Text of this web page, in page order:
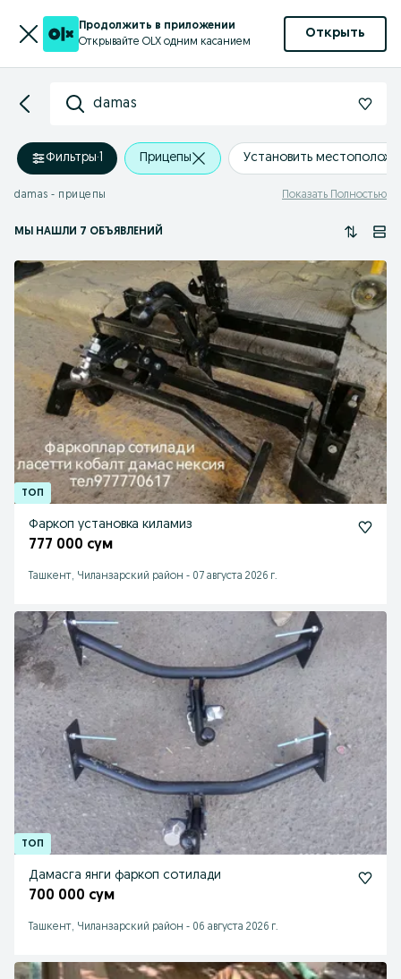
Продолжить в приложении
Открывайте OLX одним касанием
Открыть
damas
Фильтры·1 Прицепы Установить
damas - прицепы Показать Полностью
МЫ НАШЛИ 7 ОБЪЯВЛЕНИЙ
Фаркоп установка киламиз
777 000 сум
Ташкент, Чиланзарский район - 07 августа 2026 г.
Дамасга янги фаркоп сотилади
700 000 сум
Ташкент, Чиланзарский район - 06 августа 2026 г.